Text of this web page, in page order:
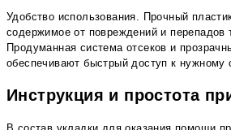
Удобство использования. Прочный
содержимое от повреждений и перепадов
Продуманная система отсеков и
обеспечивают быстрый доступ к нужному
Инструкция и простота